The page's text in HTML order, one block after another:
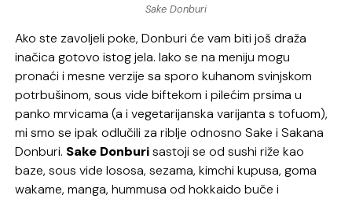
Sake Donburi
Ako ste zavoljeli poke, Donburi će vam biti još draža
inačica gotovo istog jela. Iako se na meniju mogu
pronaći i mesne verzije sa sporo kuhanom svinjskom
potrbušinom, sous vide biftekom i pilećim prsima u
panko mrvicama (a i vegetarijanska varijanta s tofuom),
mi smo se ipak odlučili za riblje odnosno Sake i Sakana
Donburi. Sake Donburisastoji se od sushi riže kao
baze, sous vide lososa, sezama, kimchi kupusa, goma
wakame, manga, hummusa od hokkaido buče i